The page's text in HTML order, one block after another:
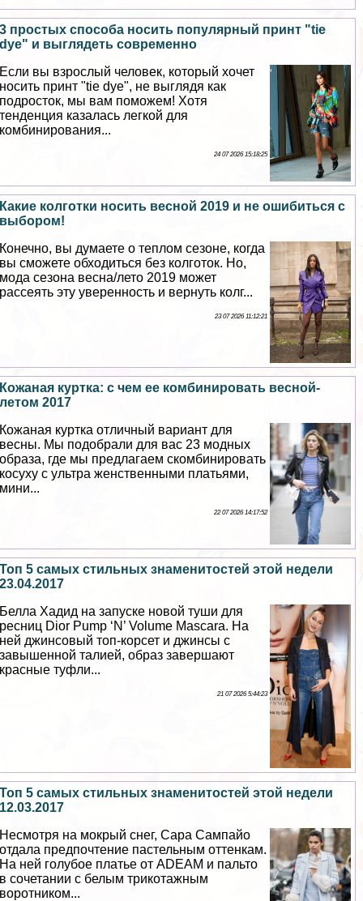
3 простых способа носить популярный принт "tie
dye" и выглядеть современно
Если вы взрослый человек, который хочет
носить принт "tie dye", не выглядя как
подросток, мы вам поможем! Хотя
тенденция казалась легкой для
комбинирования...
24 07 2026 15:18:25
Какие колготки носить весной 2019 и не ошибиться с
выбором!
Конечно, вы думаете о теплом сезоне, когда
вы сможете обходиться без колготок. Но,
мода сезона весна/лето 2019 может
рассеять эту уверенность и вернуть колг...
23 07 2026 11:12:21
Кожаная куртка: с чем ее комбинировать весной-
летом 2017
Кожаная куртка отличный вариант для
весны. Мы подобрали для вас 23 модных
образа, где мы предлагаем скомбинировать
косуху с ультра женственными платьями,
мини...
22 07 2026 14:17:52
Топ 5 самых стильных знаменитостей этой недели
23.04.2017
Белла Хадид на запуске новой туши для
ресниц Dior Pump ‘N’ Volume Mascara. На
ней джинсовый топ-корсет и джинсы с
завышенной талией, образ завершают
красные туфли...
21 07 2026 5:44:23
Топ 5 самых стильных знаменитостей этой недели
12.03.2017
Несмотря на мокрый снег, Сара Сампайо
отдала предпочтение пастельным оттенкам.
На ней гoлyбое платье от ADEAM и пальто
в сочетании с белым трикотажным
воротником...